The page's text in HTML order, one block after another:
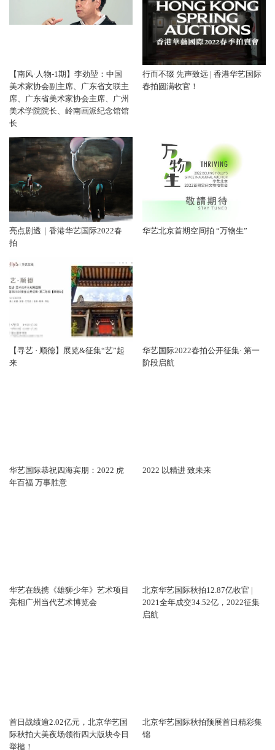
【南风·人物-1期】李劲堃：中国
美术家协会副主席、广东省文联主
席、广东省美术家协会主席、广州
美术学院院长、岭南画派纪念馆馆
长
行而不辍 先声致远 | 香港华艺国际
春拍圆满收官！
亮点剧透｜香港华艺国际2022春
拍
华艺北京首期空间拍 “万物生”
【寻艺 · 顺德】展览&征集“艺”起
来
华艺国际2022春拍公开征集· 第一
阶段启航
华艺国际恭祝四海宾朋：2022 虎
年百福 万事胜意
2022 以精进 致未来
华艺在线携《雄狮少年》艺术项目
亮相广州当代艺术博览会
北京华艺国际秋拍12.87亿收官 |
2021全年成交34.52亿，2022征集
启航
首日战绩逾2.02亿元，北京华艺国
际秋拍大美夜场领衔四大版块今日
举槌！
北京华艺国际秋拍预展首日精彩集
锦